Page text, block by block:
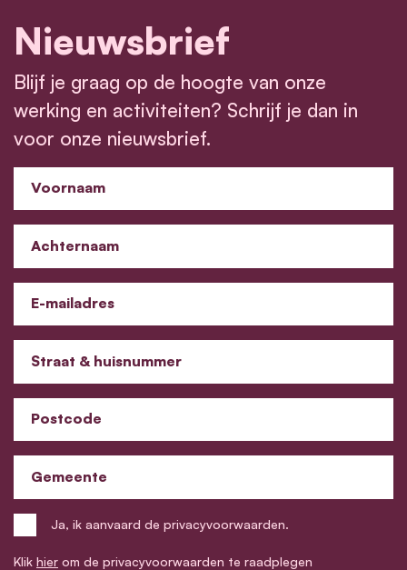
Nieuwsbrief
Blijf je graag op de hoogte van onze
werking en activiteiten? Schrijf je dan in
voor onze nieuwsbrief.
Voornaam
Achternaam
E-mailadres
Straat & huisnummer
Postcode
Gemeente
Ja, ik aanvaard de privacyvoorwaarden.
Klik hier om de privacyvoorwaarden te raadplegen